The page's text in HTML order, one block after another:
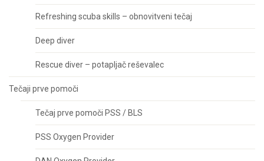
Refreshing scuba skills – obnovitveni tečaj
Deep diver
Rescue diver – potapljač reševalec
Tečaji prve pomoči
Tečaj prve pomoči PSS / BLS
PSS Oxygen Provider